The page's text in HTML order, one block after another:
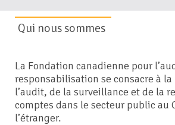
Qui nous sommes
La Fondation canadienne pour
responsabilisation se consacre à
l’audit, de la surveillance et de la
comptes dans le secteur public au
l’étranger.